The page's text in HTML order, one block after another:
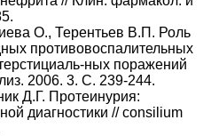
О., Терентьев В.П. Роль
противовоспалительных
ных поражений
2006. 3. С. 239-244.
Д.Г. Протеинурия:
диагностики // сonsilium